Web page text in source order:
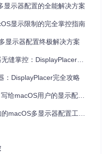
有框架MonitorPanel.fram
制，核心实现位于src/Displ
文件中。其工作流程如
器列表
令
用显示模式
转换与位置计算
系统原生
同类商业
❌ 仅预设
✅ 部分支
显示器配置的全能解决方案
显示限制的完全掌控指南
显示器配置终极解决方案
：DisplayPlacer效率革命指南
：DisplayPlacer完全攻略
macOS用户的显示配置指南
多显示器配置工具效率革命